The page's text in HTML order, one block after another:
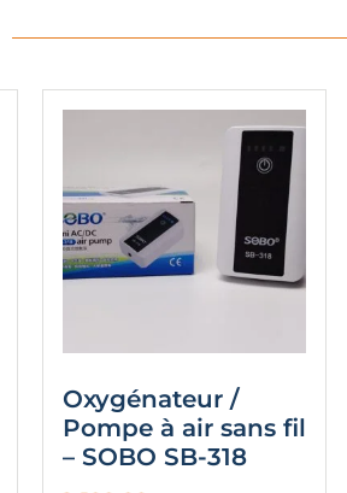
Oxygénateur /
Pompe à air sans fil
– SOBO SB-318